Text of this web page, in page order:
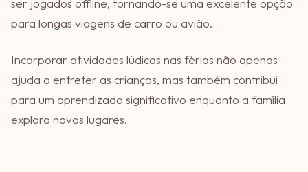
ser jogados offline, tornando-se uma excelente opção
para longas viagens de carro ou avião.
Incorporar atividades lúdicas nas férias não apenas
ajuda a entreter as crianças, mas também contribui
para um aprendizado significativo enquanto a família
explora novos lugares.